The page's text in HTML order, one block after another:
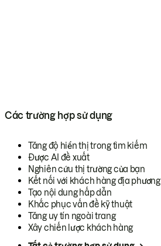
Các trường hợp sử dụng
Tăng độ hiển thị trong tìm kiếm
Được AI đề xuất
Nghiên cứu thị trường của bạn
Kết nối với khách hàng địa phương
Tạo nội dung hấp dẫn
Khắc phục vấn đề kỹ thuật
Tăng uy tín ngoài trang
Xây chiến lược khách hàng